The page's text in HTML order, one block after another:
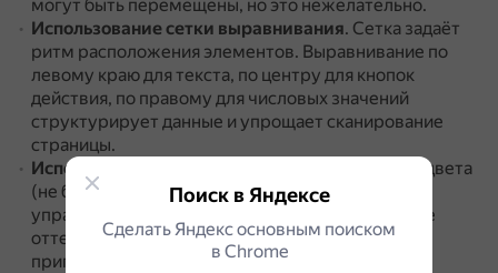
могут быть перемещены, но это нежелательно.
Использование сетки выравнивания. Сетка задаёт
ритм расположения элементов. Выравнивание по
левому краю для текста, по центру для кнопок
действия, по правому для числовых значений
структурирует данные и упрощает сканирование
страницы.
Использование акцентных цветов
Акцентные цвета
(не более 2–3) выделяют ключевые элементы
управления и призывы к действию.
Насыщенные
оттенки применяют для главных кнопок,
приглушённые — для дополнительных функций
Поиск в Яндексе
Сделать Яндекс основным поиском
в Сhrome